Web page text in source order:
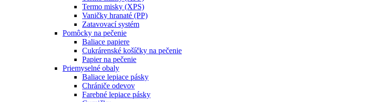
Termo misky (XPS)
Vaničky hranaté (PP)
Zatavovací systém
Pomôcky na pečenie
Baliace papiere
Cukrárenské košíčky na pečenie
Papier na pečenie
Priemyselné obaly
Baliace lepiace pásky
Chrániče odevov
Farebné lepiace pásky